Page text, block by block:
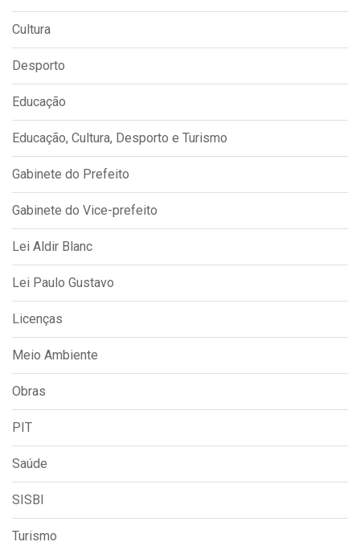
Cultura
Desporto
Educação
Educação, Cultura, Desporto e Turismo
Gabinete do Prefeito
Gabinete do Vice-prefeito
Lei Aldir Blanc
Lei Paulo Gustavo
Licenças
Meio Ambiente
Obras
PIT
Saúde
SISBI
Turismo